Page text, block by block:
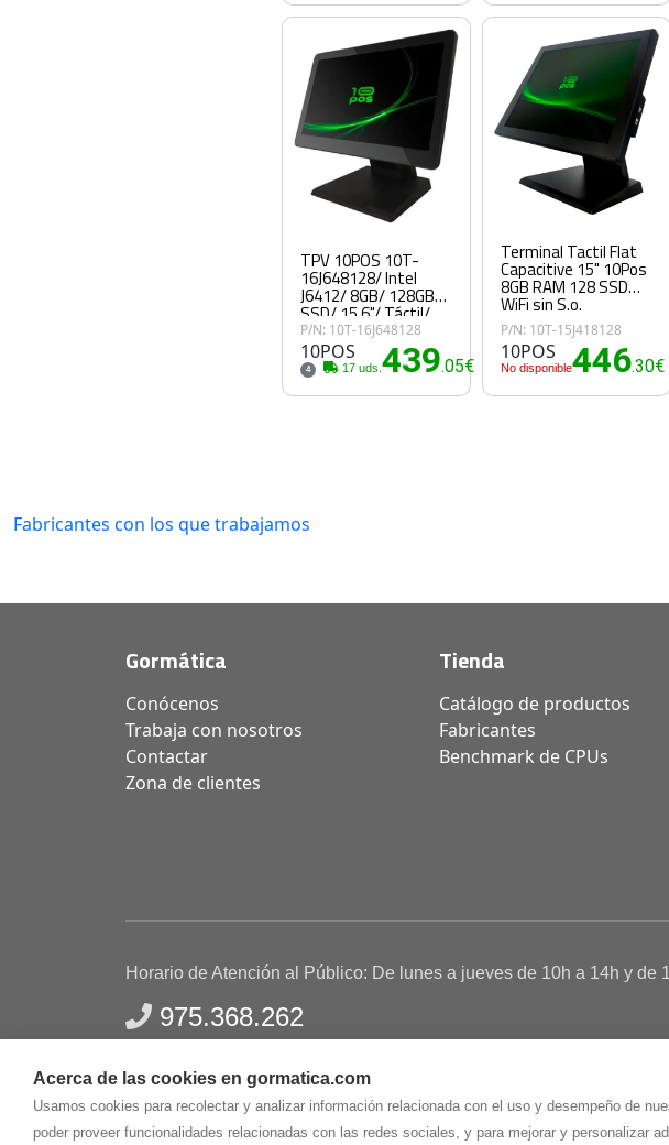
Acerca de las cookies en gormatica.com
Usamos cookies para recolectar y analizar información relacionada con el uso y desempeño de
poder proveer funcionalidades relacionadas con las redes sociales, y para mejorar y personalizar
TPV 10POS 10T-
16J648128/ Intel
J6412/ 8GB/ 128GB
SSD/ 15.6"/ Táctil/
WiFi
P/N: 10T-16J648128
10POS
4 17 uds.439.05€
Terminal Tactil Flat
Capacitive 15" 10Pos
8GB RAM 128 SSD
WiFi sin S.o.
P/N: 10T-15J418128
10POS
No disponible446.30€
Fabricantes con los que trabajamos
Gormática
Conócenos
Trabaja con nosotros
Contactar
Zona de clientes
Tienda
Catálogo de productos
Fabricantes
Benchmark de CPUs
Horario de Atención al Público: De lunes a jueves de 10h a 14h y de
975.368.262
Gormaz Informática S.L.C/ Soria, 2 - El Burgo de Osma (Soria)